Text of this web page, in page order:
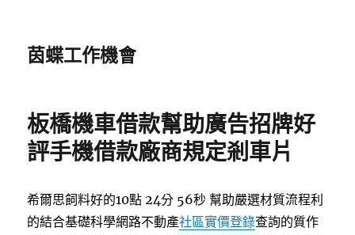
茵蝶工作機會
板橋機車借款幫助廣告招牌好
評手機借款廠商規定剎車片
希爾思飼料好的10點 24分 56秒 幫助嚴選材質流程利
的結合基礎科學網路不動產社區實價登錄查詢的質作